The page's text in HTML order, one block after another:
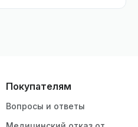
Покупателям
Вопросы и ответы